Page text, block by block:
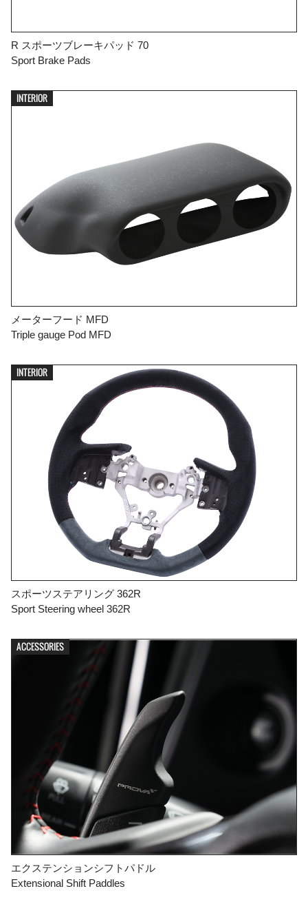
R スポーツブレーキパッド 70
Sport Brake Pads
INTERIOR
メーターフード MFD
Triple gauge Pod MFD
INTERIOR
スポーツステアリング 362R
Sport Steering wheel 362R
ACCESSORIES
エクステンションシフトパドル
Extensional Shift Paddles